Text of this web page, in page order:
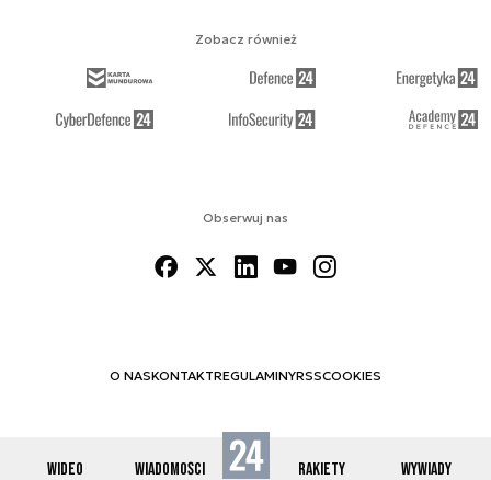
WIDEO WIADOMOŚCI RAKIETY WYWIADY
Obserwuj nas
O NASKONTAKTREGULAMINYRSSCOOKIES
Zobacz również
© 2012-2026 SPACE24